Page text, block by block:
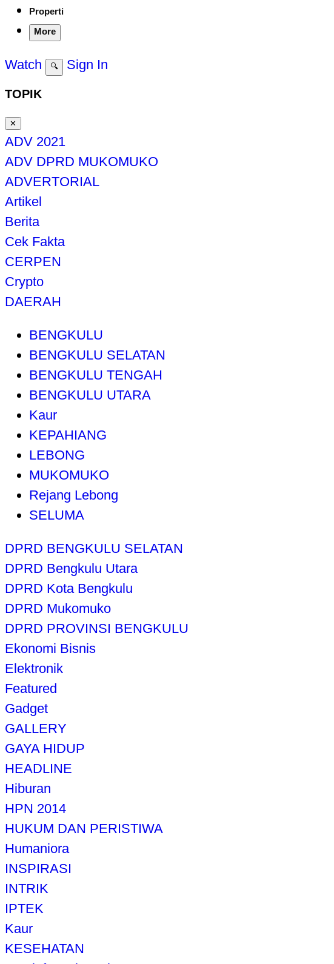
Properti
More
Watch 🔍 Sign In
TOPIK
✕
ADV 2021
ADV DPRD MUKOMUKO
ADVERTORIAL
Artikel
Berita
Cek Fakta
CERPEN
Crypto
DAERAH
BENGKULU
BENGKULU SELATAN
BENGKULU TENGAH
BENGKULU UTARA
Kaur
KEPAHIANG
LEBONG
MUKOMUKO
Rejang Lebong
SELUMA
DPRD BENGKULU SELATAN
DPRD Bengkulu Utara
DPRD Kota Bengkulu
DPRD Mukomuko
DPRD PROVINSI BENGKULU
Ekonomi Bisnis
Elektronik
Featured
Gadget
GALLERY
GAYA HIDUP
HEADLINE
Hiburan
HPN 2014
HUKUM DAN PERISTIWA
Humaniora
INSPIRASI
INTRIK
IPTEK
Kaur
KESEHATAN